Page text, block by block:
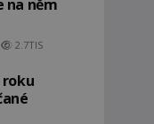
na něm
2.7TIS
roku